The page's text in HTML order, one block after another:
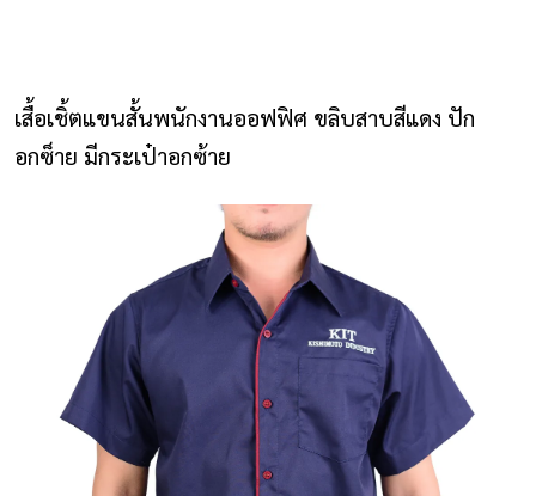
หน้าแรก
ติดต่อเรา
โปรแกรมออกแบบยูนิฟอร์ม
เสื้อโปโล
เสื้อเชิ้ต
เสื้อแจ็คเก็ต
เสื้อเชิ้ตแขนสั้นพนักงานออฟฟิศ ขลิบสาบสีแดง ปัก
อกซ็าย มีกระเป๋าอกซ้าย